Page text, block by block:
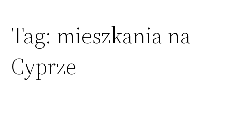
Tag: mieszkania na
Cyprze